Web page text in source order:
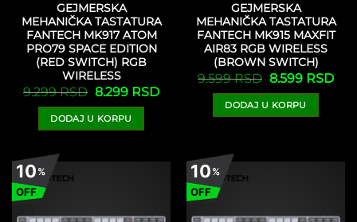
GEJMERSKA
MEHANIČKA TASTATURA
FANTECH MK917 ATOM
PRO79 SPACE EDITION
(RED SWITCH) RGB
WIRELESS
9.299RSD
Originalna
cena
je
bila:
9.299 RSD.
8.299 RSDTrenutna
cena
8.299 RSD.
DODAJ U KORPU
GEJMERSKA
MEHANIČKA TASTATURA
FANTECH MK915 MAXFIT
AIR83 RGB WIRELESS
(BROWN SWITCH)
9.599RSD
Originalna
cena
je
bila:
9.599 RSD.
8.599 RSD
DODAJ U KORPU
10%
OFF
10%
OFF